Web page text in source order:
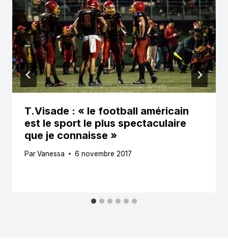
T.Visade : « le football américain
est le sport le plus spectaculaire
que je connaisse »
ParVanessa 6 novembre 2017